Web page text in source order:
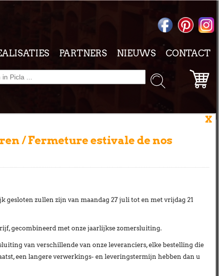
PARTNERS NIEUWS CONTACT
zijn
ISO en
op
gevuld
wijn een
tot de
lucht
X
/ Fermeture estivale de nos
gesloten zullen zijn van maandag 27 juli tot en met vrijdag 21
, gecombineerd met onze jaarlijkse zomersluiting.
van verschillende van onze leveranciers,elke bestelling die
een langere verwerkings- en leveringstermijn hebben dan u